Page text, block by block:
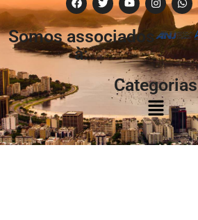
Somos associados
à:
Categorias